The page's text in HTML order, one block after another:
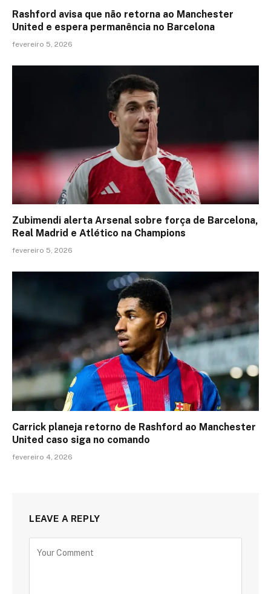
Rashford avisa que não retorna ao Manchester
United e espera permanência no Barcelona
fevereiro 5, 2026
Zubimendi alerta Arsenal sobre força de Barcelona,
Real Madrid e Atlético na Champions
fevereiro 5, 2026
Carrick planeja retorno de Rashford ao Manchester
United caso siga no comando
fevereiro 4, 2026
LEAVE A REPLY